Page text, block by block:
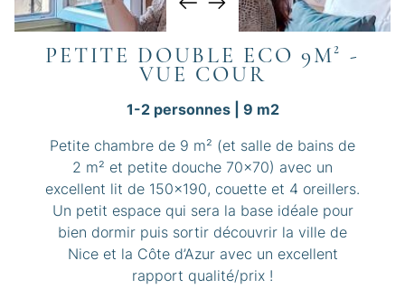
PETITE DOUBLE ECO 9M² -
VUE COUR
1-2 personnes | 9 m2
Petite chambre de 9 m² (et salle de bains de
2 m² et petite douche 70x70) avec un
excellent lit de 150x190, couette et 4 oreillers.
Un petit espace qui sera la base idéale pour
bien dormir puis sortir découvrir la ville de
Nice et la Côte d’Azur avec un excellent
rapport qualité/prix !